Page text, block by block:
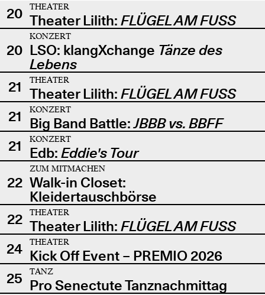
20
THEATER
Theater Lilith: FLÜGEL AM FUSS
20
KONZERT
LSO: klangXchange Tänze des
Lebens
21
THEATER
Theater Lilith: FLÜGEL AM FUSS
21
KONZERT
Big Band Battle:JBBB vs. BBFF
21
KONZERT
Edb: Eddie's Tour
22
ZUM MITMACHEN
Walk-in Closet:
Kleidertauschbörse
22
THEATER
Theater Lilith: FLÜGEL AM FUSS
24
THEATER
Kick Off Event – PREMIO 2026
25
TANZ
Pro Senectute Tanznachmittag